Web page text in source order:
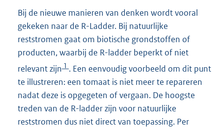
Bij de nieuwe manieren van denken wordt vooral
gekeken naar de R-Ladder. Bij natuurlijke
reststromen gaat om biotische grondstoffen of
producten, waarbij de R-ladder beperkt of niet
relevant zijn 1 . Een eenvoudig voorbeeld om dit punt
te illustreren: een tomaat is niet meer te repareren
nadat deze is opgegeten of vergaan. De hoogste
treden van de R-ladder zijn voor natuurlijke
reststromen dus niet direct van toepassing. Per